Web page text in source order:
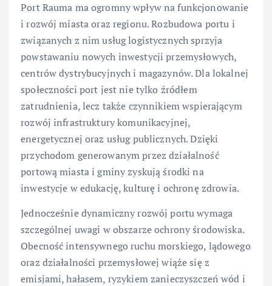
Port Rauma ma ogromny wpływ na funkcjonowanie
i rozwój miasta oraz regionu. Rozbudowa portu i
związanych z nim usług logistycznych sprzyja
powstawaniu nowych inwestycji przemysłowych,
centrów dystrybucyjnych i magazynów. Dla lokalnej
społeczności port jest nie tylko źródłem
zatrudnienia, lecz także czynnikiem wspierającym
rozwój infrastruktury komunikacyjnej,
energetycznej oraz usług publicznych. Dzięki
przychodom generowanym przez działalność
portową miasta i gminy zyskują środki na
inwestycje w edukację, kulturę i ochronę zdrowia.
Jednocześnie dynamiczny rozwój portu wymaga
szczególnej uwagi w obszarze ochrony środowiska.
Obecność intensywnego ruchu morskiego, lądowego
oraz działalności przemysłowej wiąże się z
emisjami, hałasem, ryzykiem zanieczyszczeń wód i